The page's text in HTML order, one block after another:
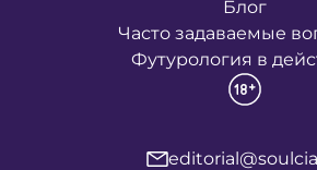
Блог
Часто задаваемые
Футурология в